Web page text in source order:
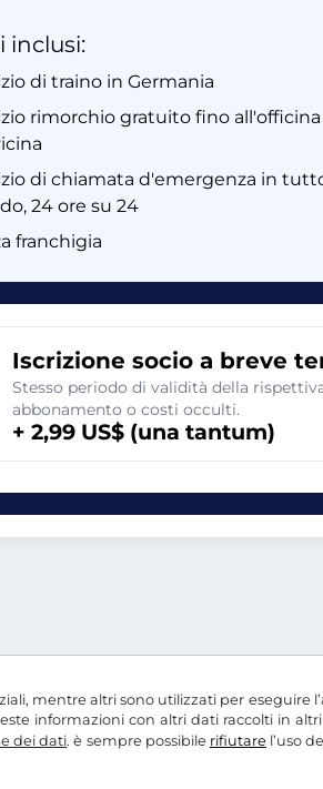
mentre altri sono utilizzati per eseguire
informazioni con altri dati raccolti in
dei dati. è sempre possibile rifiutarel’uso
inclusi:
di traino in Germania
rimorchio gratuito fino all'officina
di chiamata d'emergenza in
24 ore su 24
franchigia
Iscrizione socio a breve
Stesso periodo di validità della
abbonamento o costi occulti.
+ 2,99 US$ (una tantum)